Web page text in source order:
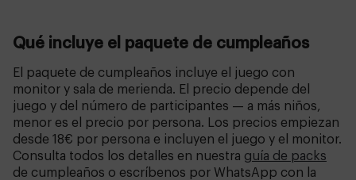
Qué incluye el paquete de cumpleaños
El paquete de cumpleaños incluye el juego con
monitor y sala de merienda. El precio depende del
juego y del número de participantes — a más niños,
menor es el precio por persona. Los precios empiezan
desde 18€ por persona e incluyen el juego y el monitor.
Consulta todos los detalles en nuestra guía de packs
de cumpleaños o escríbenos por WhatsApp con la